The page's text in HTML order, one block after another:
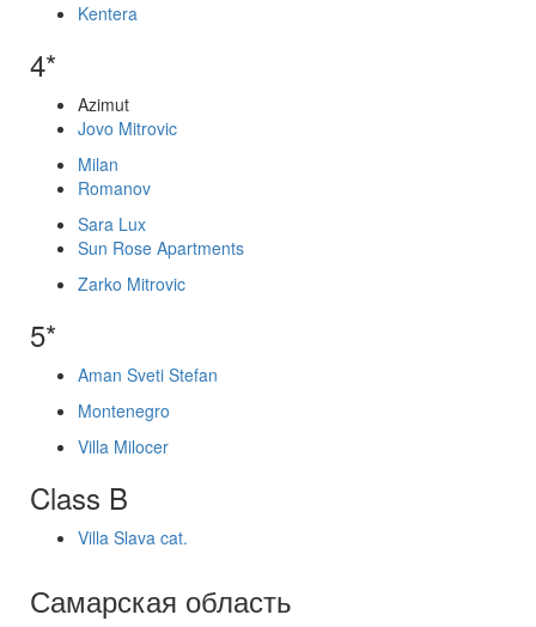
Kentera
4*
Azimut
Jovo Mitrovic
Milan
Romanov
Sara Lux
Sun Rose Apartments
Zarko Mitrovic
5*
Aman Sveti Stefan
Montenegro
Villa Milocer
Class B
Villa Slava cat.
Самарская область